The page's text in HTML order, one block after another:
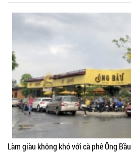
Làm giàu không khó với cà phê Ông Bầu